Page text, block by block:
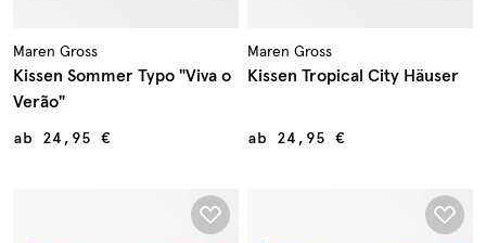
Maren Gross
Kissen Sommer Typo "Viva o
Verão"
ab 24,95 €
Maren Gross
Kissen Tropical City Häuser
ab 24,95 €